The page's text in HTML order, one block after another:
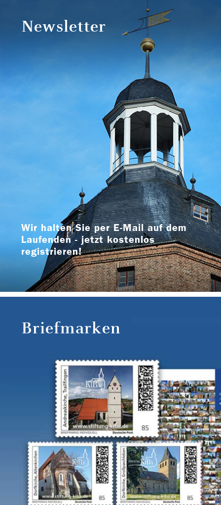
Newsletter
Wir halten Sie per E-Mail auf dem
Laufenden - jetzt kostenlos
registrieren!
Briefmarken